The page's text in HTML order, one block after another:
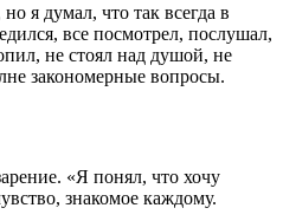
я думал, что так всегда в
все посмотрел, послушал,
не стоял над душой, не
закономерные вопросы.
«Я понял, что хочу
знакомое каждому.